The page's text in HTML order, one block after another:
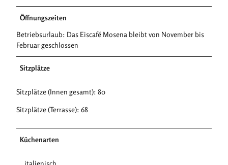
Öffnungszeiten
Betriebsurlaub: Das Eiscafé Mosena bleibt von November bis
Februar geschlossen
Sitzplätze
Sitzplätze (Innen gesamt): 80
Sitzplätze (Terrasse): 68
Küchenarten
italienisch